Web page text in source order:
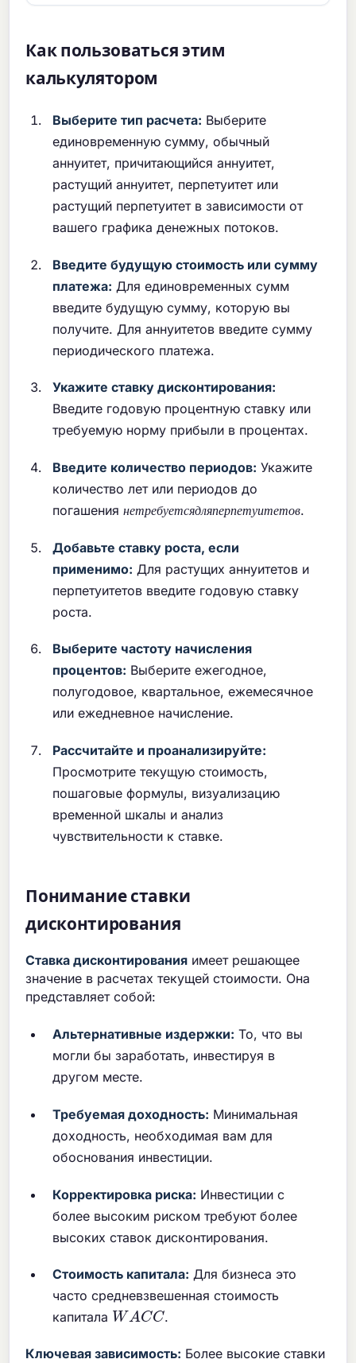
Как пользоваться этим
калькулятором
Выберите тип расчета: Выберите
единовременную сумму, обычный
аннуитет, причитающийся аннуитет,
растущий аннуитет, перпетуитет или
растущий перпетуитет в зависимости от
вашего графика денежных потоков.
Введите будущую стоимость или сумму
платежа: Для единовременных сумм
введите будущую сумму, которую вы
получите. Для аннуитетов введите сумму
периодического платежа.
Укажите ставку дисконтирования:
Введите годовую процентную ставку или
требуемую норму прибыли в процентах.
Введите количество периодов: Укажите
количество лет или периодов до
погашениянетре б уетсядляперпет уитетов
е е с яд яп .
Добавьте ставку роста, если
применимо: Для растущих аннуитетов и
перпетуитетов введите годовую ставку
роста.
Выберите частоту начисления
процентов: Выберите ежегодное,
полугодовое, квартальное, ежемесячное
или ежедневное начисление.
Рассчитайте и проанализируйте:
Просмотрите текущую стоимость,
пошаговые формулы, визуализацию
временной шкалы и анализ
чувствительности к ставке.
Понимание ставки
дисконтирования
Ставка дисконтирования имеет решающее
значение в расчетах текущей стоимости. Она
представляет собой:
Альтернативные издержки: То, что вы
могли бы заработать, инвестируя в
другом месте.
Требуемая доходность: Минимальная
доходность, необходимая вам для
обоснования инвестиции.
Корректировка риска: Инвестиции с
более высоким риском требуют более
высоких ставок дисконтирования.
Стоимость капитала: Для бизнеса это
часто средневзвешенная стоимость
капитала WACC .
Ключевая зависимость: Более высокие ставки